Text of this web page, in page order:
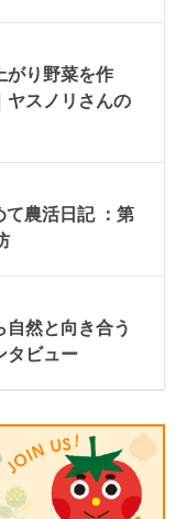
がり野菜を作
ヤスノリさんの
て農活日記 ：第
然と向き合う
タビュー